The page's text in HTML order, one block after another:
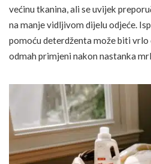
većinu tkanina, ali se uvijek
na manje vidljivom dijelu odjeće.
pomoću deterdženta može biti
odmah primjeni nakon nastanka